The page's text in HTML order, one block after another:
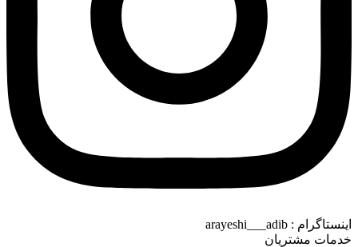
اینستاگرام : arayeshi___adib
خدمات مشتریان